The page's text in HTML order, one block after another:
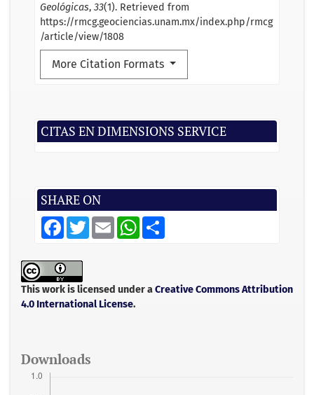
Geológicas, 33(1). Retrieved from
https://rmcg.geociencias.unam.mx/index.php/rmcg
/article/view/1808
More Citation Formats
CITAS EN DIMENSIONS SERVICE
SHARE ON
F
a
b
o
o
k
T
w
r
E
m
W
p
S
This work is licensed under aCreative Commons Attribution
4.0 International License.
Downloads